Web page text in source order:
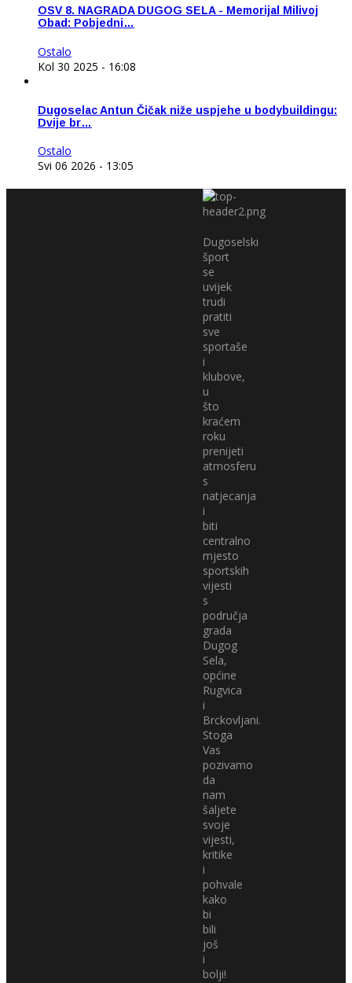
OSV 8. NAGRADA DUGOG SELA - Memorijal Milivoj
Obad: Pobjedni…
Ostalo
Kol 30 2025 - 16:08
Dugoselac Antun Čičak niže uspjehe u bodybuildingu:
Dvije br…
Ostalo
Svi 06 2026 - 13:05
Dugoselski
šport
se
uvijek
trudi
pratiti
sve
sportaše
i
klubove,
u
što
kraćem
roku
prenijeti
atmosferu
s
natjecanja
i
biti
centralno
mjesto
sportskih
vijesti
s
područja
grada
Dugog
Sela,
općine
Rugvica
i
Brckovljani.
Stoga
Vas
pozivamo
da
nam
šaljete
svoje
vijesti,
kritike
i
pohvale
kako
bi
bili
još
i
bolji!